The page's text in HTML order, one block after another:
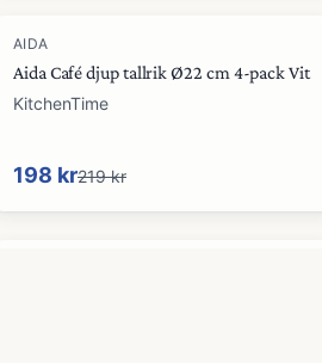
-10 %
AIDA
Aida Café djup tallrik Ø22 cm 4-pack Vit
KitchenTime
198 kr219 kr